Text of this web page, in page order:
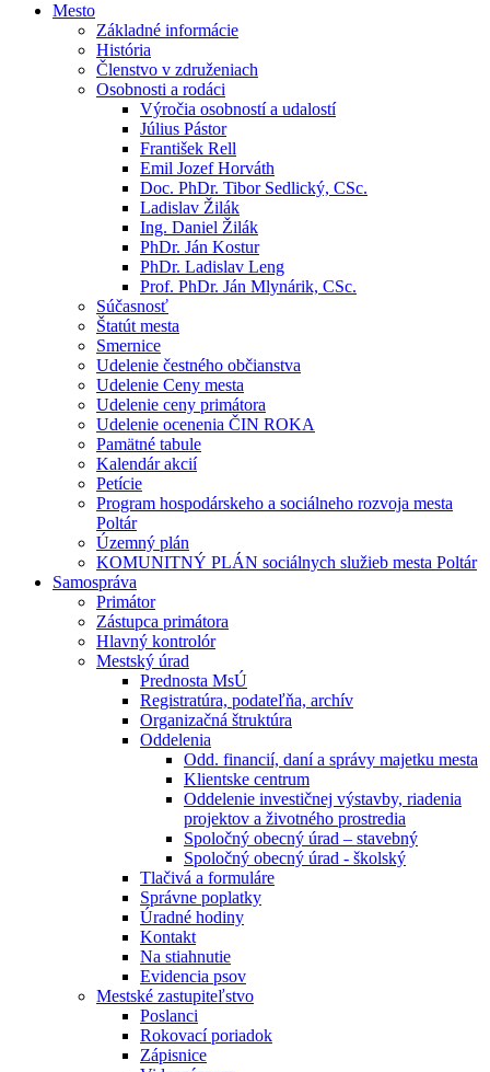
Mesto
Základné informácie
História
Členstvo v združeniach
Osobnosti a rodáci
Výročia osobností a udalostí
Július Pástor
František Rell
Emil Jozef Horváth
Doc. PhDr. Tibor Sedlický, CSc.
Ladislav Žilák
Ing. Daniel Žilák
PhDr. Ján Kostur
PhDr. Ladislav Leng
Prof. PhDr. Ján Mlynárik, CSc.
Súčasnosť
Štatút mesta
Smernice
Udelenie čestného občianstva
Udelenie Ceny mesta
Udelenie ceny primátora
Udelenie ocenenia ČIN ROKA
Pamätné tabule
Kalendár akcií
Petície
Program hospodárskeho a sociálneho rozvoja mesta
Poltár
Územný plán
KOMUNITNÝ PLÁN sociálnych služieb mesta Poltár
Samospráva
Primátor
Zástupca primátora
Hlavný kontrolór
Mestský úrad
Prednosta MsÚ
Registratúra, podateľňa, archív
Organizačná štruktúra
Oddelenia
Odd. financií, daní a správy majetku mesta
Klientske centrum
Oddelenie investičnej výstavby, riadenia
projektov a životného prostredia
Spoločný obecný úrad – stavebný
Spoločný obecný úrad - školský
Tlačivá a formuláre
Správne poplatky
Úradné hodiny
Kontakt
Na stiahnutie
Evidencia psov
Mestské zastupiteľstvo
Poslanci
Rokovací poriadok
Zápisnice